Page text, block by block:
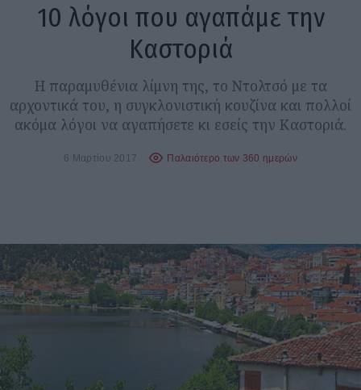
10 λόγοι που αγαπάμε την
Καστοριά
Η παραμυθένια λίμνη της, το Ντολτσό με τα
αρχοντικά του, η συγκλονιστική κουζίνα και πολλοί
ακόμα λόγοι να αγαπήσετε κι εσείς την Καστοριά.
6 Μαρτίου 2017 Παλαιότερο των 360 ημερών